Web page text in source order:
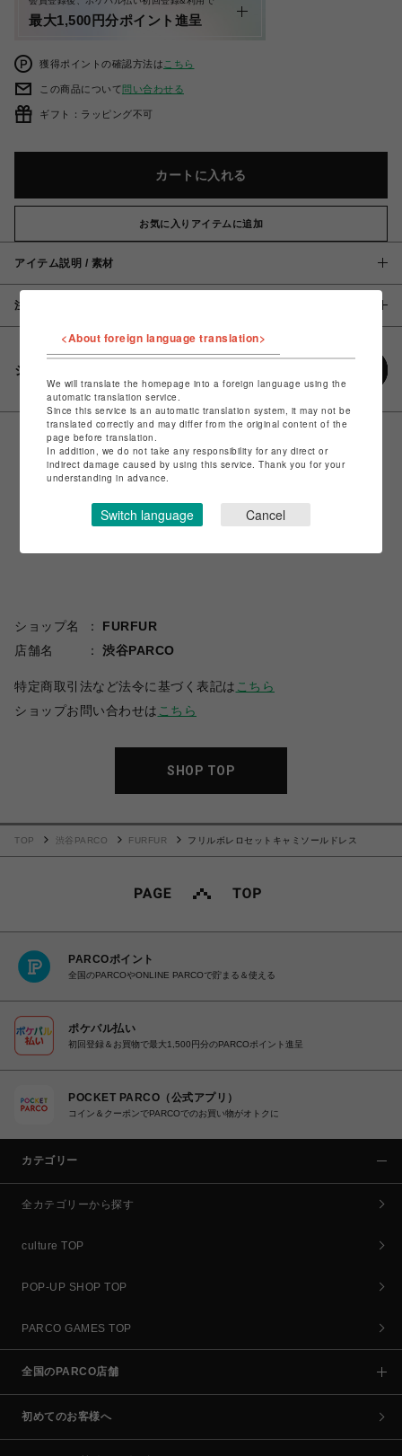
最大1,500円分ポイント進呈
獲得ポイントの確認方法は こちら
この商品について問い合わせる
ギフト：ラッピング不可
カートに入れる
お気に入りアイテムに追加
アイテム説明 / 素材
注意事項
シェアする
ショップ名
FURFUR
店舗名
渋谷PARCO
特定商取引法など法令に基づく表記は こちら
ショップお問い合わせは こちら
SHOP TOP
TOP 渋谷PARCO FURFUR フリルボレロセットキャミソールドレス
PARCOポイント
全国のPARCOやONLINE PARCOで貯まる＆使える
ポケパル払い
初回登録＆お買物で最大1,500円分のPARCOポイント進呈
POCKET PARCO（公式アプリ）
コイン＆クーポンでPARCOでのお買い物がオトクに
カテゴリー
全カテゴリーから探す
culture TOP
POP-UP SHOP TOP
PARCO GAMES TOP
全国のPARCO店舗
初めてのお客様へ
<About foreign language translation>
We will translate the homepage into a foreign language using the
automatic translation service.
Since this service is an automatic translation system, it may not be
translated correctly and may differ from the original content of the
page before translation.
In addition, we do not take any responsibility for any direct or
indirect damage caused by using this service. Thank you for your
understanding in advance.
Switch language Cancel